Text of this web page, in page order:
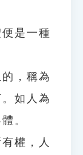
便是一種
，稱為
如人為
。
權，人